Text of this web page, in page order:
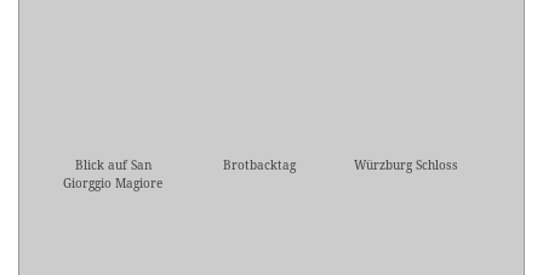
Blick auf San
Giorggio Magiore
Brotbacktag Würzburg Schloss